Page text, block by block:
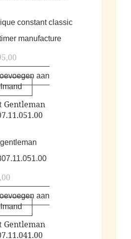
constant classic
manufacture
aan
aan